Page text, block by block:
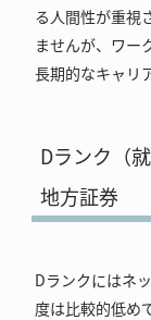
る人間性が重視
ませんが、ワー
長期的なキャリ
Dランク（
地方証券
Dランクにはネ
度は比較的低め